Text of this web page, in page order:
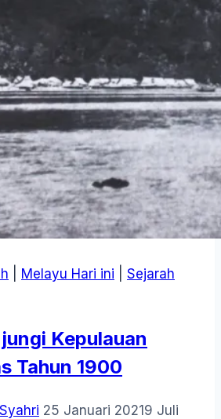
Melayu Hari ini
Sejarah
Kepulauan
Tahun 1900
25 Januari 20219 Juli